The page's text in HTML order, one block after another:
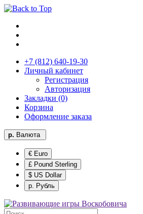
+7 (812) 640-19-30
Личный кабинет
Регистрация
Авторизация
Закладки (0)
Корзина
Оформление заказа
р. Валюта
€ Euro
£ Pound Sterling
$ US Dollar
р. Рубль